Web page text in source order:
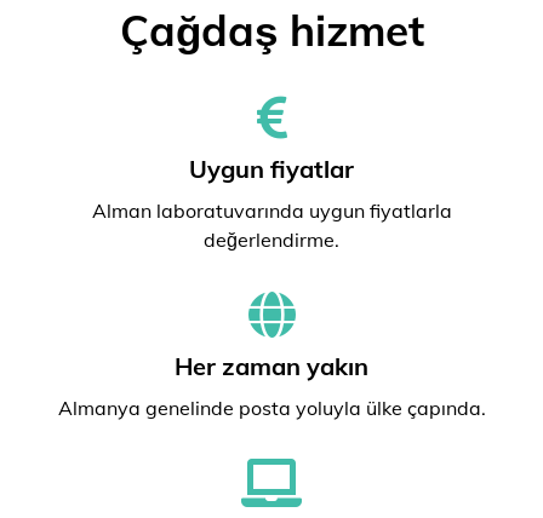
Çağdaş hizmet
Uygun fiyatlar
Alman laboratuvarında uygun fiyatlarla
değerlendirme.
Her zaman yakın
Almanya genelinde posta yoluyla ülke çapında.